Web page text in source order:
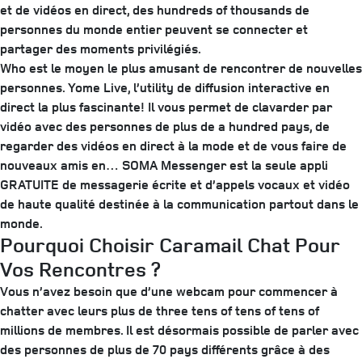
et de vidéos en direct, des hundreds of thousands de
personnes du monde entier peuvent se connecter et
partager des moments privilégiés.
Who est le moyen le plus amusant de rencontrer de nouvelles
personnes. Yome Live, l’utility de diffusion interactive en
direct la plus fascinante! Il vous permet de clavarder par
vidéo avec des personnes de plus de a hundred pays, de
regarder des vidéos en direct à la mode et de vous faire de
nouveaux amis en… SOMA Messenger est la seule appli
GRATUITE de messagerie écrite et d’appels vocaux et vidéo
de haute qualité destinée à la communication partout dans le
monde.
Pourquoi Choisir Caramail Chat Pour
Vos Rencontres ?
Vous n’avez besoin que d’une webcam pour commencer à
chatter avec leurs plus de three tens of tens of tens of
millions de membres. Il est désormais possible de parler avec
des personnes de plus de 70 pays différents grâce à des